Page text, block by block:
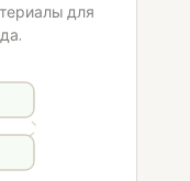
для